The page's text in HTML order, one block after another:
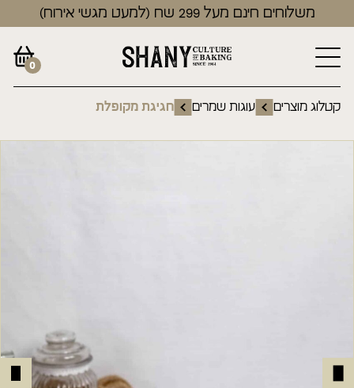
משלוחים חינם מעל 299 שח (למעט מגשי אירוח)
0
קטלוג מוצרים עוגות שמרים חגיגת מקופלת